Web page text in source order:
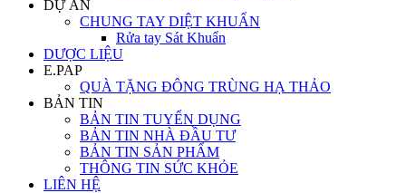
DỰ ÁN
CHUNG TAY DIỆT KHUẨN
Rửa tay Sát Khuẩn
DƯỢC LIỆU
E.PAP
QUÀ TẶNG ĐÔNG TRÙNG HẠ THẢO
BẢN TIN
BẢN TIN TUYỂN DỤNG
BẢN TIN NHÀ ĐẦU TƯ
BẢN TIN SẢN PHẨM
THÔNG TIN SỨC KHỎE
LIÊN HỆ